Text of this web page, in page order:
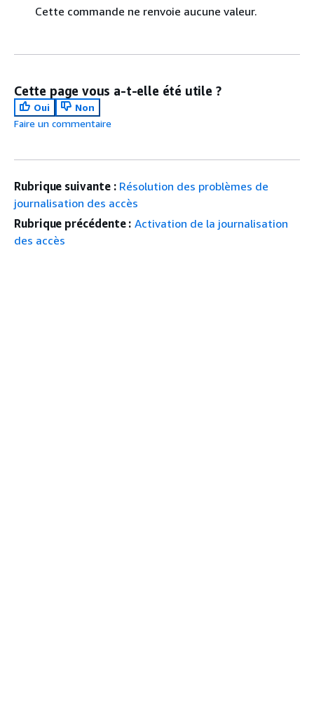
Cette commande ne renvoie aucune valeur.
Cette page vous a-t-elle été utile ?
Oui
Non
Faire un commentaire
Rubrique suivante : Résolution des problèmes de
journalisation des accès
Rubrique précédente : Activation de la journalisation
des accès